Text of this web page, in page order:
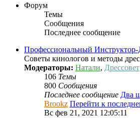
Форум
Темы
Сообщения
Последнее сообщение
Профессиональный
Советы кинологов и методы
Модераторы: Натали, Дрессовет
106 Темы
800 Сообщения
Последнее сообщение Два
Brookz Перейти к
Вс фев 21, 2021 12:05:11